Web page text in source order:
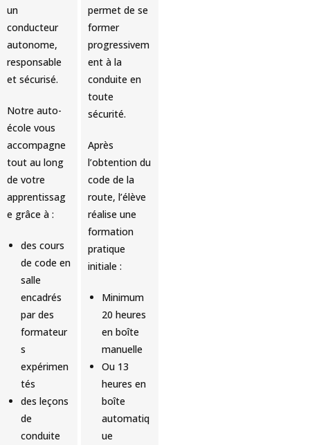
un
conducteur
autonome,
responsable
et sécurisé.
Notre auto-
école vous
accompagne
tout au long
de votre
apprentissag
e grâce à :
des cours
de code en
salle
encadrés
par des
formateur
s
expérimen
tés
des leçons
de
conduite
permet de se
former
progressivem
ent à la
conduite en
toute
sécurité.
Après
l’obtention du
code de la
route, l’élève
réalise une
formation
pratique
initiale :
Minimum
20 heures
en boîte
manuelle
Ou 13
heures en
boîte
automatiq
ue